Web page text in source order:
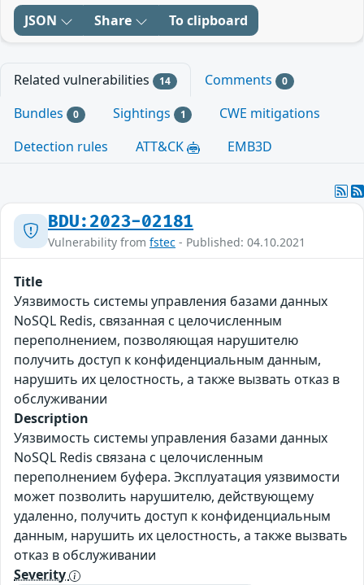
JSON Share To clipboard
Related vulnerabilities 14 Comments 0
Bundles 0 Sightings 1
CWE mitigations
Detection rules
ATT&CK EMB3D
BDU:2023-02181
Vulnerability from fstec - Published: 04.10.2021
Title
Уязвимость системы управления базами данных
NoSQL Redis, связанная с целочисленным
переполнением, позволяющая нарушителю
получить доступ к конфиденциальным данным,
нарушить их целостность, а также вызвать отказ в
обслуживании
Description
Уязвимость системы управления базами данных
NoSQL Redis связана с целочисленным
переполнением буфера. Эксплуатация уязвимости
может позволить нарушителю, действующему
удаленно, получить доступ к конфиденциальным
данным, нарушить их целостность, а также вызвать
отказ в обслуживании
Severity